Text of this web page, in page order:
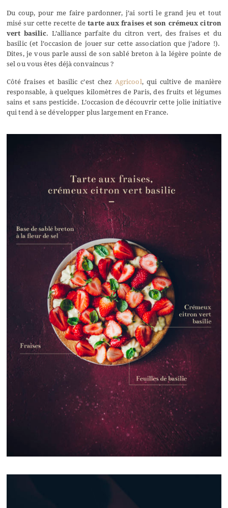
Du coup, pour me faire pardonner, j’ai sorti le grand jeu et tout
misé sur cette recette detarte aux fraises et son crémeux citron
vert basilic. L’alliance parfaite du citron vert, des fraises et du
basilic (et l’occasion de jouer sur cette association que j’adore !).
Dites, je vous parle aussi de son sablé breton à la légère pointe de
sel ou vous êtes déjà convaincus ?
Côté fraises et basilic c’est chez Agricool, qui cultive de manière
responsable, à quelques kilomètres de Paris, des fruits et légumes
sains et sans pesticide. L’occasion de découvrir cette jolie initiative
qui tend à se développer plus largement en France.